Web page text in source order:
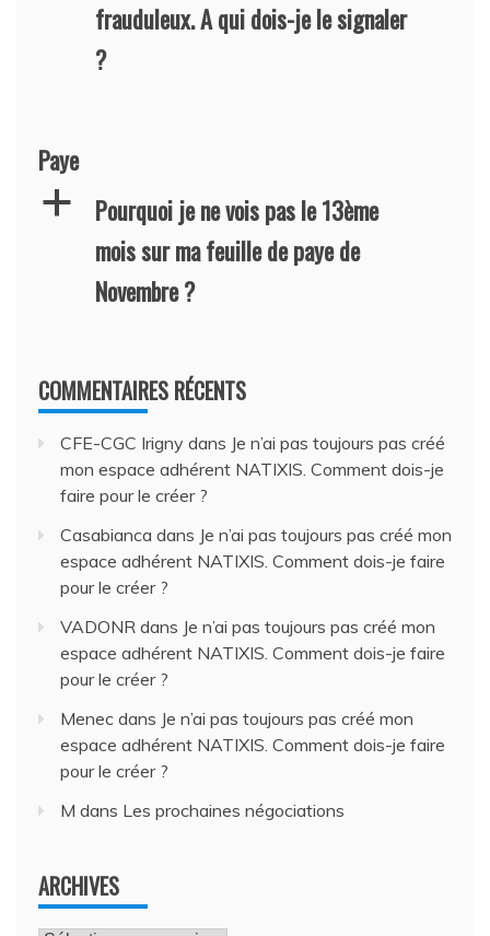
frauduleux. A qui dois-je le signaler
?
Paye
a
Pourquoi je ne vois pas le 13ème
mois sur ma feuille de paye de
Novembre ?
COMMENTAIRES RÉCENTS
CFE-CGC Irigny dans Je n’ai pas toujours pas créé
mon espace adhérent NATIXIS. Comment dois-je
faire pour le créer ?
Casabianca dans Je n’ai pas toujours pas créé mon
espace adhérent NATIXIS. Comment dois-je faire
pour le créer ?
VADONR dans Je n’ai pas toujours pas créé mon
espace adhérent NATIXIS. Comment dois-je faire
pour le créer ?
Menec dans Je n’ai pas toujours pas créé mon
espace adhérent NATIXIS. Comment dois-je faire
pour le créer ?
M dans Les prochaines négociations
ARCHIVES